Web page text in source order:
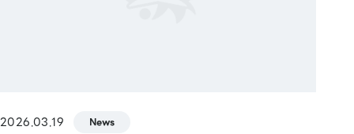
2026.03.19 News